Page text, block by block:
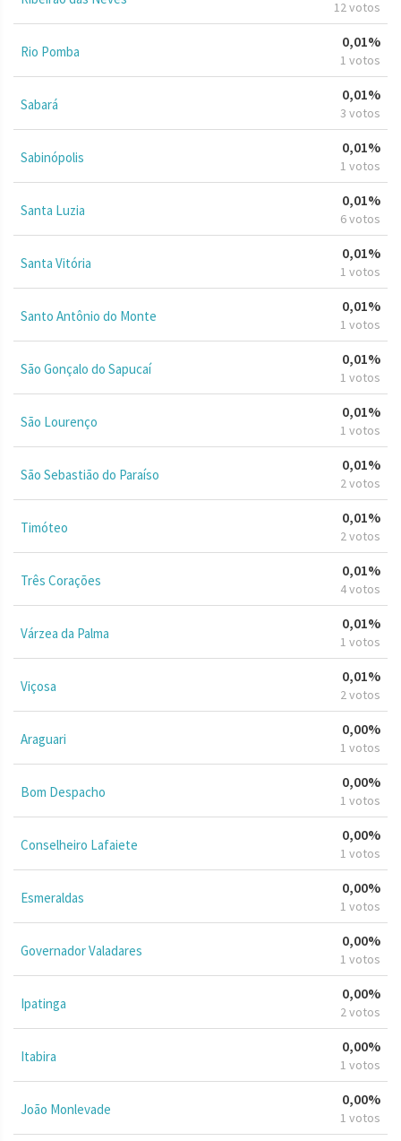
12 votos
Rio Pomba
0,01%
1 votos
Sabará
0,01%
3 votos
Sabinópolis
0,01%
1 votos
Santa Luzia
0,01%
6 votos
Santa Vitória
0,01%
1 votos
Santo Antônio do Monte
0,01%
1 votos
São Gonçalo do Sapucaí
0,01%
1 votos
São Lourenço
0,01%
1 votos
São Sebastião do Paraíso
0,01%
2 votos
Timóteo
0,01%
2 votos
Três Corações
0,01%
4 votos
Várzea da Palma
0,01%
1 votos
Viçosa
0,01%
2 votos
Araguari
0,00%
1 votos
Bom Despacho
0,00%
1 votos
Conselheiro Lafaiete
0,00%
1 votos
Esmeraldas
0,00%
1 votos
Governador Valadares
0,00%
1 votos
Ipatinga
0,00%
2 votos
Itabira
0,00%
1 votos
João Monlevade
0,00%
1 votos